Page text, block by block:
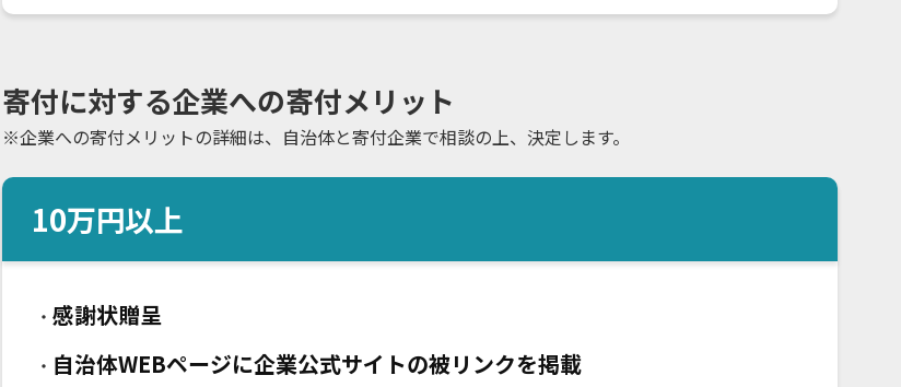
寄付に対する企業への寄付メリット
※企業への寄付メリットの詳細は、自治体と寄付企業で相談の上、決定します。
10万円以上
・ 感謝状贈呈
・ 自治体WEBページに企業公式サイトの被リンクを掲載